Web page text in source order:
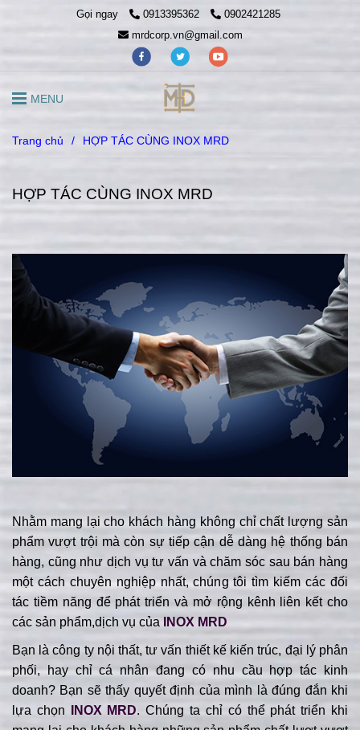
Gọi ngay 0913395362
0902421285
mrdcorp.vn@gmail.com
MENU
Trang chủ / HỢP TÁC CÙNG INOX MRD
HỢP TÁC CÙNG INOX MRD
Nhằm mang lại cho khách hàng không chỉ chất lượng sản
phẩm vượt trội mà còn sự tiếp cận dễ dàng hệ thống bán
hàng, cũng như dịch vụ tư vấn và chăm sóc sau bán hàng
một cách chuyên nghiệp nhất, chúng tôi tìm kiếm các đối
tác tiềm năng để phát triển và mở rộng kênh liên kết cho
các sản phẩm,dịch vụ củaINOX MRD
Bạn là công ty nội thất, tư vấn thiết kế kiến trúc, đại lý phân
phối, hay chỉ cá nhân đang có nhu cầu hợp tác kinh
doanh? Bạn sẽ thấy quyết định của mình là đúng đắn khi
lựa chọn
INOX MRD. Chúng ta chỉ có thể phát triển khi